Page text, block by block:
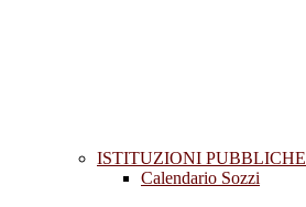
ISTITUZIONI PUBBLICHE
Calendario Sozzi